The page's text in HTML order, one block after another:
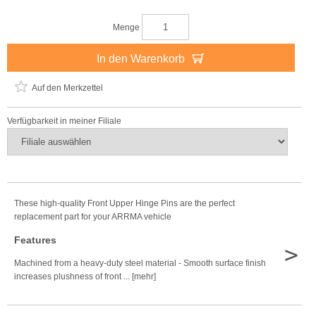
Menge
In den Warenkorb
Auf den Merkzettel
Verfügbarkeit in meiner Filiale
These high-quality Front Upper Hinge Pins are the perfect
replacement part for your ARRMA vehicle
Features
Machined from a heavy-duty steel material - Smooth surface finish
increases plushness of front ... [mehr]
>